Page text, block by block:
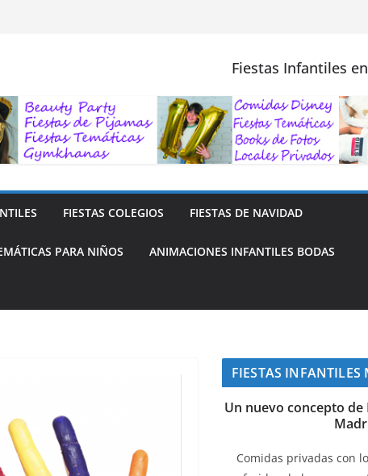
Fiestas Infantiles
FIESTAS COLEGIOS FIESTAS DE NAVIDAD
PARA NIÑOS ANIMACIONES INFANTILES BODAS
FIESTAS INFANTILES
Un nuevo concepto de
Comidas privadas con